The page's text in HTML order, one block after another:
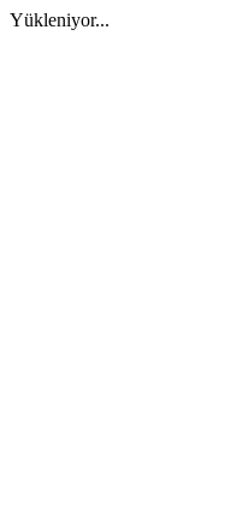
Yükleniyor...